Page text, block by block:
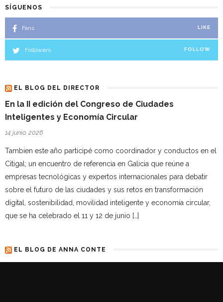
SÍGUENOS
Fans LIKE
Followers FOLLOW
EL BLOG DEL DIRECTOR
En la II edición del Congreso de Ciudades
Inteligentes y Economía Circular
14 junio, 2026
Tambien este año participé como coordinador y conductos en el
Citigal; un encuentro de referencia en Galicia que reúne a
empresas tecnológicas y expertos internacionales para debatir
sobre el futuro de las ciudades y sus retos en transformación
digital, sostenibilidad, movilidad inteligente y economía circular,
que se ha celebrado el 11 y 12 de junio […]
EL BLOG DE ANNA CONTE